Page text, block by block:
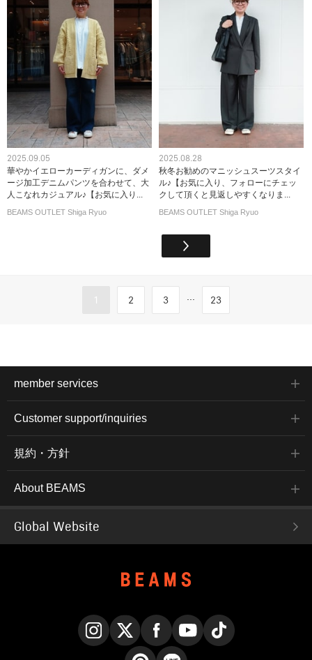
2025.09.05
華やかイエローカーディガンに、ダメ
ージ加工デニムパンツを合わせて、大
人こなれカジュアル♪【お気に入り...
BEAMS OUTLET Shiga Ryuo
2025.08.28
秋冬お勧めのマニッシュスーツスタイ
ル♪【お気に入り、フォローにチェッ
クして頂くと見返しやすくなりま...
BEAMS OUTLET Shiga Ryuo
1 2 3 ... 23
member services
Customer support/inquiries
規約・方針
About BEAMS
Global Website